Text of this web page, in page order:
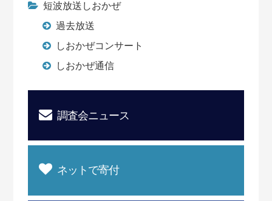
短波放送しおかぜ
過去放送
しおかぜコンサート
しおかぜ通信
調査会ニュース
ネットで寄付